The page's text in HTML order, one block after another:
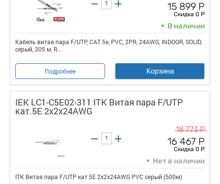
15 899 Р
Скидка 0 Р
В наличии
Кабель витая пара F/UTP, CAT 5e, PVC, 2PR, 24AWG, INDOOR, SOLID,
серый, 305 м, R...
Подробнее Корзина
IEK LC1-C5E02-311 ITK Витая пара F/UTP
кат.5E 2х2х24AWG
18 773 Р
16 467 Р
Скидка 0 Р
Нет в наличии
ITK Витая пара F/UTP кат.5E 2х2х24AWG PVC серый (500м)